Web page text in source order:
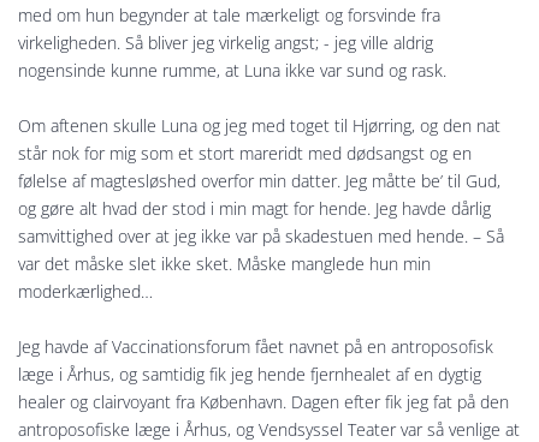
med om hun begynder at tale mærkeligt og forsvinde fra
virkeligheden. Så bliver jeg virkelig angst; - jeg ville aldrig
nogensinde kunne rumme, at Luna ikke var sund og rask.
Om aftenen skulle Luna og jeg med toget til Hjørring, og den nat
står nok for mig som et stort mareridt med dødsangst og en
følelse af magtesløshed overfor min datter. Jeg måtte be’ til Gud,
og gøre alt hvad der stod i min magt for hende. Jeg havde dårlig
samvittighed over at jeg ikke var på skadestuen med hende. – Så
var det måske slet ikke sket. Måske manglede hun min
moderkærlighed…
Jeg havde af Vaccinationsforum fået navnet på en antroposofisk
læge i Århus, og samtidig fik jeg hende fjernhealet af en dygtig
healer og clairvoyant fra København. Dagen efter fik jeg fat på den
antroposofiske læge i Århus, og Vendsyssel Teater var så venlige at